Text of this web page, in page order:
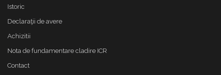
Istoric
Declaraţii de avere
Achizitii
Nota de fundamentare cladire ICR
Contact